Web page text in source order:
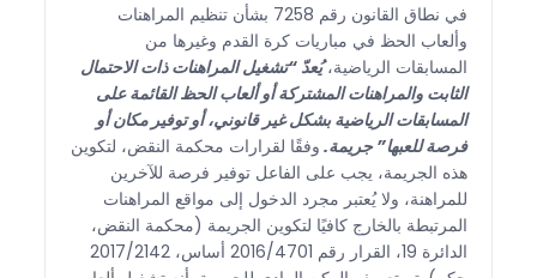
في نطاق القانون رقم 7258 بشأن تنظيم المراهنات
وألعاب الحظ في مباريات كرة القدم وغيرها من
المسابقات الرياضية،يُعدّ “تشغيل المراهنات ذات الاحتمال
الثابت والمراهنات المشتركة أو ألعاب الحظ القائمة على
المسابقات الرياضية بشكل غير قانوني، أو توفير مكان أو
فرصة للعبها” جريمة. وفقًا لقرارات محكمة النقض، لتكوين
هذه الجريمة، يجب على الفاعل توفير فرصة للآخرين
للمراهنة، ولا يُعتبر مجرد الدخول إلى مواقع المراهنات
المرتبطة بالخارج كافيًا لتكوين الجريمة (محكمة النقض،
الدائرة 19، القرار رقم 2016/4701 أساس، 2017/2142